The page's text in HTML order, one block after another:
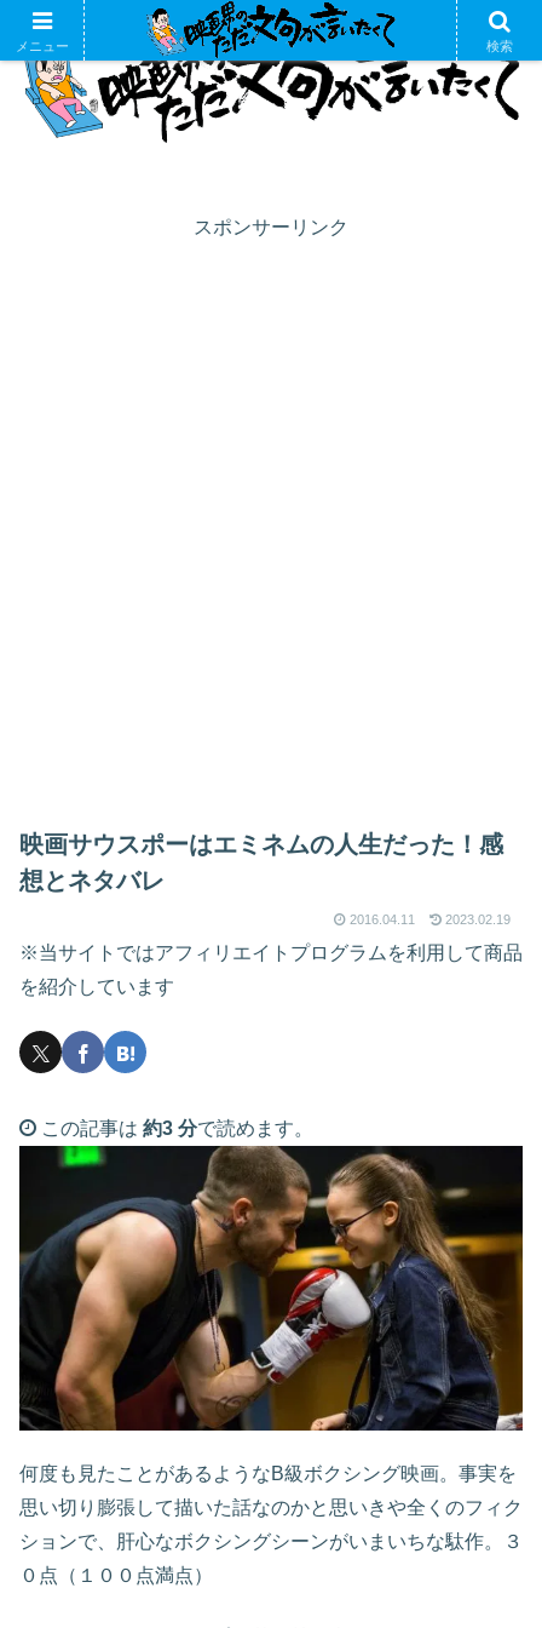
スポンサーリンク
映画サウスポーはエミネムの人生だった！感
想とネタバレ
2016.04.11 2023.02.19
※当サイトではアフィリエイトプログラムを利用して商品
を紹介しています
この記事は 約3 分で読めます。
何度も見たことがあるようなB級ボクシング映画。事実を
思い切り膨張して描いた話なのかと思いきや全くのフィク
ションで、肝心なボクシングシーンがいまいちな駄作。３
０点（１００点満点）
メニュー 検索